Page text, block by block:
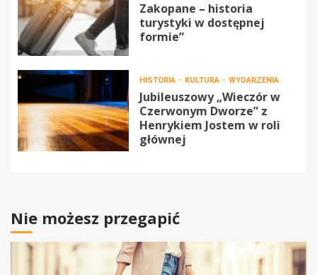
Zakopane – historia
turystyki w dostępnej
formie”
HISTORIA KULTURA WYDARZENIA
Jubileuszowy „Wieczór w
Czerwonym Dworze” z
Henrykiem Jostem w roli
głównej
Nie możesz przegapić